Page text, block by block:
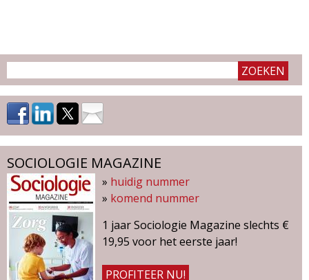
SOCIOLOGIE MAGAZINE
» huidig nummer
» komend nummer
1 jaar Sociologie Magazine slechts €
19,95 voor het eerste jaar!
PROFITEER NU!